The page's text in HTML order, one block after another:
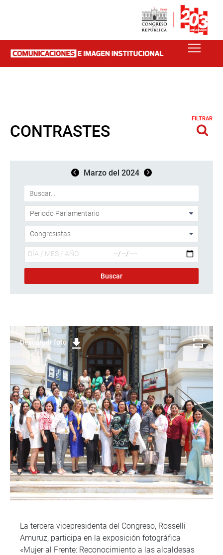
CONTRASTES
FILTRAR
Marzo del 2024
Descargar foto
La tercera vicepresidenta del Congreso, Rosselli
Amuruz, participa en la exposición fotográfica
«Mujer al Frente: Reconocimiento a las alcaldesas